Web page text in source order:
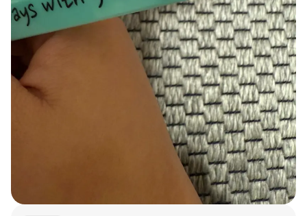
会員登録
ログイン
1：1お問い合わせ
カスタマーセンタ
袖タイプ
人気ブランド
GILDAN
Champion
AAA
Printstar
ナイロン
キュレーション
団体Tシャツ
レビューBEST
販売BEST
デイリーTシャツ